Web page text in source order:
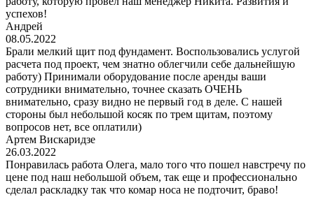
успехов!
Андрей
08.05.2022
Брали мелкий щит под фундамент. Воспользовались услугой
расчета под проект, чем знатно облегчили себе дальнейшую
работу) Принимали оборудование после аренды ваши
сотрудники внимательно, точнее сказать ОЧЕНЬ
внимательно, сразу видно не первый год в деле. С нашей
стороны был небольшой косяк по трем щитам, поэтому
вопросов нет, все оплатили)
Артем Вискаридзе
26.03.2022
Понравилась работа Олега, мало того что пошел навстречу по
цене под наш небольшой объем, так еще и профессионально
сделал раскладку так что комар носа не подточит, браво!